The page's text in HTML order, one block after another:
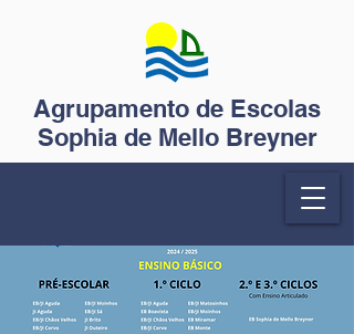
Agrupamento de Escolas
Sophia de Mello Breyner